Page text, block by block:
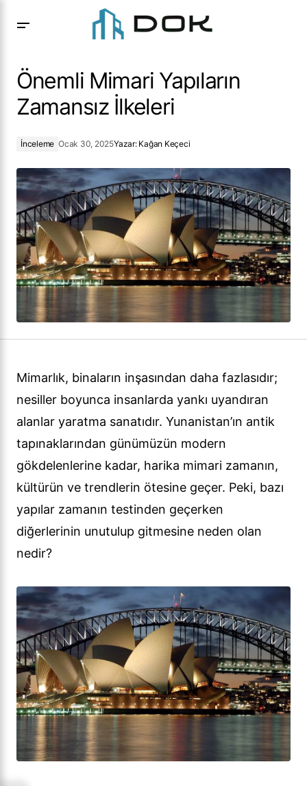
Önemli Mimari Yapıların
Zamansız İlkeleri
İnceleme Ocak 30, 2025Yazar: Kağan Keçeci
Mimarlık, binaların inşasından daha fazlasıdır;
nesiller boyunca insanlarda yankı uyandıran
alanlar yaratma sanatıdır. Yunanistan’ın antik
tapınaklarından günümüzün modern
gökdelenlerine kadar, harika mimari zamanın,
kültürün ve trendlerin ötesine geçer. Peki, bazı
yapılar zamanın testinden geçerken
diğerlerinin unutulup gitmesine neden olan
nedir?